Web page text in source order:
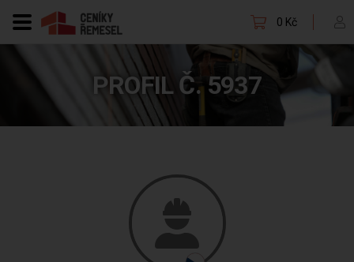
0 Kč
PROFIL Č. 5937